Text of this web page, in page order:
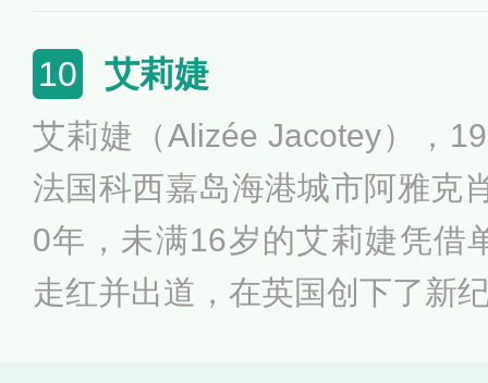
她作为女主演之一参演了《阿
年参演007系列的《007：幽灵
女郎”。
10 艾莉婕
艾莉婕（Alizée Jacotey），
法国科西嘉岛海港城市阿雅克
0年，未满16岁的艾莉婕凭借
走红并出道，在英国创下了新